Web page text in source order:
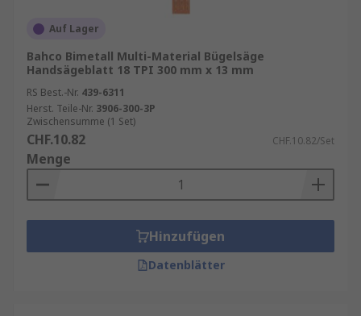
Auf Lager
Bahco Bimetall Multi-Material Bügelsäge
Handsägeblatt 18 TPI 300 mm x 13 mm
RS Best.-Nr. 439-6311
Herst. Teile-Nr. 3906-300-3P
Zwischensumme (1 Set)
CHF.10.82 CHF.10.82/Set
Menge
Hinzufügen
Datenblätter